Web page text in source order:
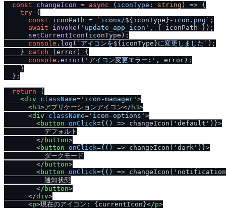
const
changeIcon = async ( iconType : string ) => {
try {
const iconPath = `icons /${iconType} -icon.png` ;
await
invoke ( 'update_app_icon' , { iconPath });
setCurrentIcon (iconType);
console . log ( `アイコンを${iconType}に変更しました` );
    }
catch (error) {
console . error( 'アイコン変更エラー:' , error);
    }
  };
return (
<div className= 'icon-manager' >
<h3>アプリケーションアイコン</ h3>
<div className= 'icon-options' >
<button onClick={() => changeIcon('default')}>
          デフォルト
</ button>
<button onClick={() => changeIcon('dark')}>
          ダークモード
</ button>
<button onClick={() =>
          通知状態
</ button>
</div>
<p>現在のアイコン: {currentIcon}</p>